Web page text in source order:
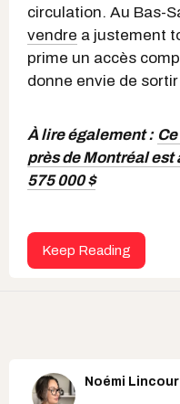
circulation. Au Bas-
vendre a justement
prime un accès
donne envie de
À lire également :
près de Montréal est
575 000 $
Keep Reading
Noémi